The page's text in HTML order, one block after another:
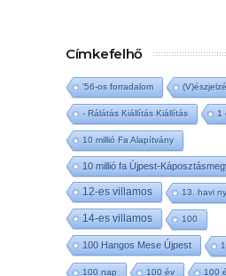
Címkefelhő
'56-os forradalom
- Rálátás Kiállítás Kiállítás 1
10 millió Fa Alapítvány
10 millió fa Újpest-
12-es villamos 13. havi
14-es villamos 100
100 Hangos Mese Újpest
100 nap 100 év 100